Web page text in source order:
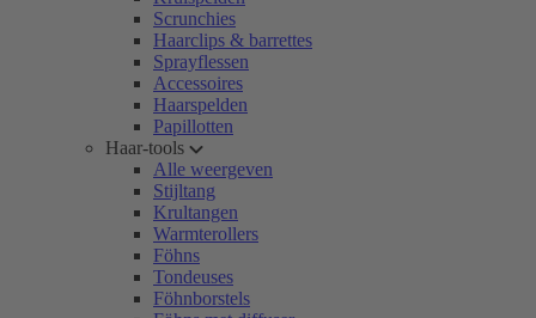
Scrunchies
Haarclips & barrettes
Sprayflessen
Accessoires
Haarspelden
Papillotten
Haar-tools
Alle weergeven
Stijltang
Krultangen
Warmterollers
Föhns
Tondeuses
Föhnborstels